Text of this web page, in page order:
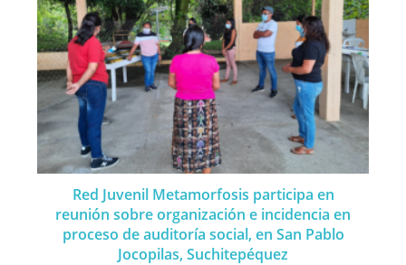
Red Juvenil Metamorfosis participa en
reunión sobre organización e incidencia en
proceso de auditoría social, en San Pablo
Jocopilas, Suchitepéquez